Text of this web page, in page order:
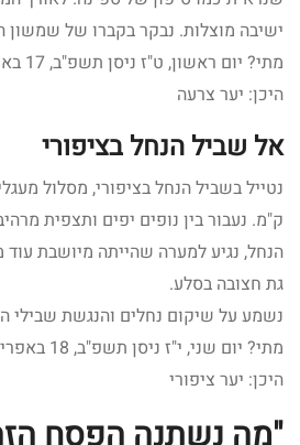
ישיבה מוצלות. נבקר בקברו של שמשון
מתי? יום ראשון, ט"ז ניסן תשפ"ב, 17 באפריל 2022
היכן: יער צרעה
אל שביל הנחל בציפורי
נטייל בשביל הנחל בציפורי, מסלול
ק"מ. נעבור בין נופים יפים ותצפית
הנחל, נגיע למערה שהייתה מיושבת
גת חצובה בסלע.
נשמע על שיקום נחלים והנגשת שבילי
מתי? יום שני, י"ז ניסן תשפ"ב, 18 באפריל 2022
היכן: יער ציפורי